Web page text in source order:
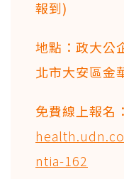
報到)
地點：政大公
北市大安區金
免費線上報名：
ntia-162